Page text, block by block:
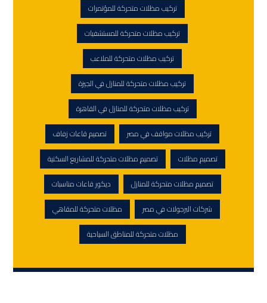
تركيب مظلات متحركة للمؤتمرات
تركيب مظلات متحركة للمستشفيات
تركيب مظلات متحركة للملاعب
تركيب مظلات متحركة للمنازل في الجيزة
تركيب مظلات متحركة للمنازل في القاهرة
تركيب مظلات مواقف في مصر
تصميم قاعات زفاف
تصميم مظلات
تصميم مظلات متحركة للمشاريع السكنية
تصميم مظلات متحركة للمنازل
ديكور قاعات مناسبات
شركات البرجولات في مصر
مظلات متحركة للمقاهي
مظلات متحركة للمناطق السياحية